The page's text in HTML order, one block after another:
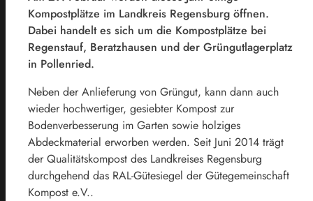
Kompostplätze im Landkreis Regensburg öffnen.
Dabei handelt es sich um die Kompostplätze bei
Regenstauf, Beratzhausen und der Grüngutlagerplatz
in Pollenried.
Neben der Anlieferung von Grüngut, kann dann auch
wieder hochwertiger, gesiebter Kompost zur
Bodenverbesserung im Garten sowie holziges
Abdeckmaterial erworben werden. Seit Juni 2014 trägt
der Qualitätskompost des Landkreises Regensburg
durchgehend das RAL-Gütesiegel der Gütegemeinschaft
Kompost e.V..